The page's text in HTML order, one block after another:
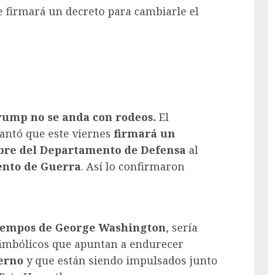
firmará un decreto para cambiarle el
no se anda con rodeos. El
que este viernes firmará un
del Departamento de Defensa al
de Guerra. Así lo confirmaron
de George Washington, sería
que apuntan a endurecer
y que están siendo impulsados junto